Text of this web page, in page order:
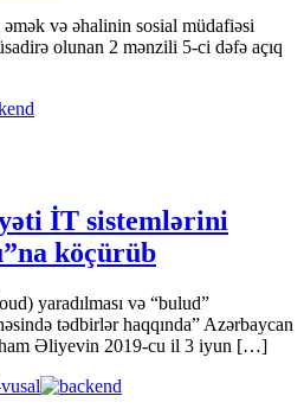
və əhalinin sosial müdafiəsi
olunan 2 mənzili 5-ci dəfə açıq
İT sistemlərini
köçürüb
yaradılması və “bulud”
tədbirlər haqqında” Azərbaycan
Əliyevin 2019-cu il 3 iyun […]